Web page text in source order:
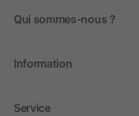
Qui sommes-nous ?
Information
Service